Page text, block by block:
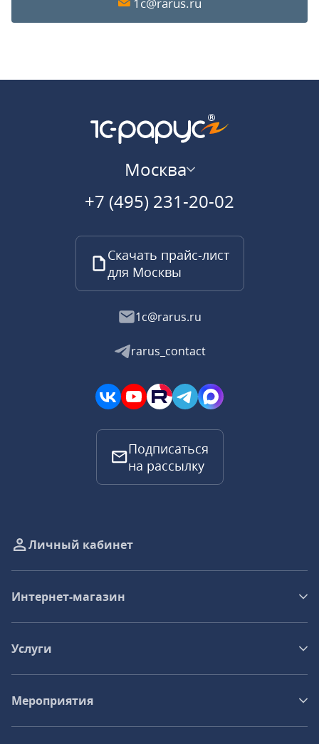
Москва
+7 (495) 231-20-02
Скачать прайс-лист
для Москвы
1c@rarus.ru
rarus_contact
Подписаться
на рассылку
Личный кабинет
Интернет-магазин
Услуги
Мероприятия